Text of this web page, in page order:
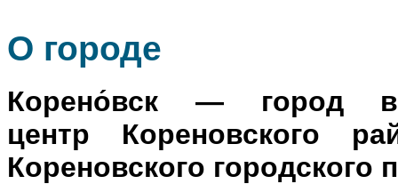
О городе
Корено́вск — город в
центр Кореновского
Кореновского городского